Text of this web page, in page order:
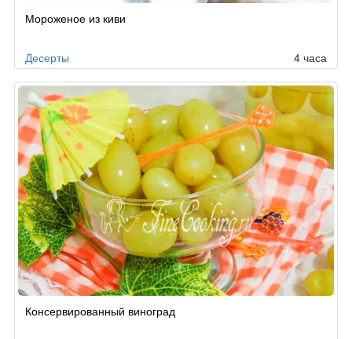
Мороженое из киви
Десерты 4 часа
Консервированный виноград